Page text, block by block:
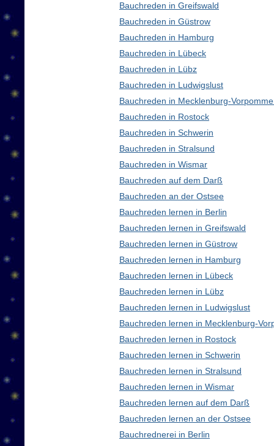
Bauchreden in Greifswald
Bauchreden in Güstrow
Bauchreden in Hamburg
Bauchreden in Lübeck
Bauchreden in Lübz
Bauchreden in Ludwigslust
Bauchreden in Mecklenburg-
Bauchreden in Rostock
Bauchreden in Schwerin
Bauchreden in Stralsund
Bauchreden in Wismar
Bauchreden auf dem Darß
Bauchreden an der Ostsee
Bauchreden lernen in Berlin
Bauchreden lernen in Greifswald
Bauchreden lernen in Güstrow
Bauchreden lernen in Hamburg
Bauchreden lernen in Lübeck
Bauchreden lernen in Lübz
Bauchreden lernen in Ludwigslust
Bauchreden lernen in Mecklenburg-
Bauchreden lernen in Rostock
Bauchreden lernen in Schwerin
Bauchreden lernen in Stralsund
Bauchreden lernen in Wismar
Bauchreden lernen auf dem Darß
Bauchreden lernen an der Ostsee
Bauchrednerei in Berlin